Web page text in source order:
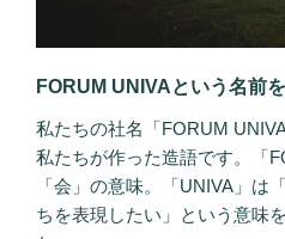
FORUM UNIVAという名前
私たちの社名「FORUM
私たちが作った造語です。「
「会」の意味。「UNIVA」は
ちを表現したい」という意味